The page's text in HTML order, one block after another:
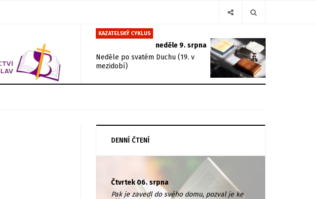
KAZATELSKÝ CYKLUS
neděle 9. srpna
Neděle po svatém Duchu (19. v
mezidobí)
DENNÍ ČTENÍ
Čtvrtek 06. srpna
Pak je zavedl do svého domu, pozval je ke